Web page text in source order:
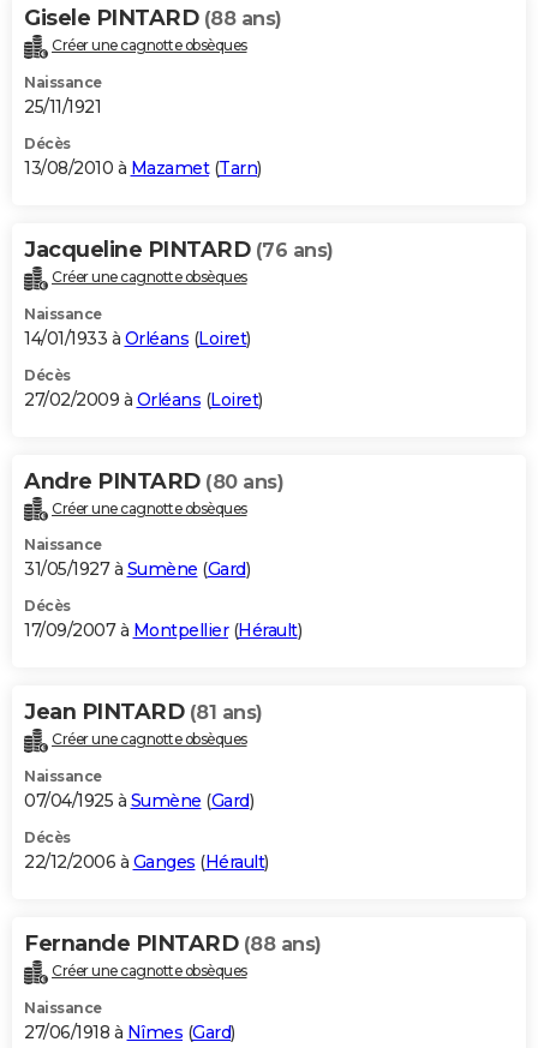
Gisele PINTARD (88 ans)
Créer une cagnotte obsèques
Naissance
25/11/1921
Décès
13/08/2010 à Mazamet(Tarn)
Jacqueline PINTARD (76 ans)
Créer une cagnotte obsèques
Naissance
14/01/1933 à Orléans (Loiret)
Décès
27/02/2009 à Orléans (Loiret)
Andre PINTARD (80 ans)
Créer une cagnotte obsèques
Naissance
31/05/1927 à Sumène (Gard)
Décès
17/09/2007 à Montpellier(Hérault)
Jean PINTARD (81 ans)
Créer une cagnotte obsèques
Naissance
07/04/1925 à Sumène (Gard)
Décès
22/12/2006 à Ganges (Hérault)
Fernande PINTARD (88 ans)
Créer une cagnotte obsèques
Naissance
27/06/1918 à Nîmes (Gard)